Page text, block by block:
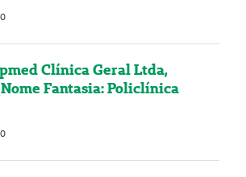
Clínica Geral Ltda,
Fantasia: Policlínica